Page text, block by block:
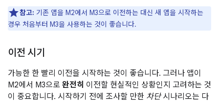
참고: 기존 앱을 M2에서 M3으로 이전하는 대신 새 앱을 시작하는
경우 처음부터 M3을 사용하는 것이 좋습니다.
이전 시기
가능한 한 빨리 이전을 시작하는 것이 좋습니다. 그러나 앱이
M2에서 M3으로 완전히 이전할 현실적인 상황인지 고려하는 것
이 중요합니다. 시작하기 전에 조사할 만한 차단시나리오는 다